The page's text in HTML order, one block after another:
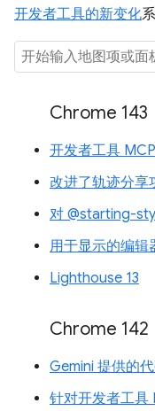
开发者工具的新变化
Chrome 143
开发者工具
改进了轨迹分享
对 @starting-
用于显示的编
Lighthouse 13
Chrome 142
Gemini 提供的
针对开发者工具